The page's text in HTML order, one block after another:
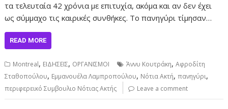
τα τελευταία 42 χρόνια με επιτυχία, ακόμα και αν δεν έχει
ως σύμμαχο τις καιρικές συνθήκες. Το πανηγύρι τίμησαν…
READ MORE
Montreal, ΕΙΔΗΣΕΙΣ, ΟΡΓΑΝΙΣΜΟΙ Άννυ Κουτράκη,Αφροδίτη
Σταθοπούλου, Εμμανουέλα Λαμπροπούλου, Νότια Ακτή,πανηγύρι,
περιφερεικό Συμβουλιο Νότιας Ακτής Leave a comment